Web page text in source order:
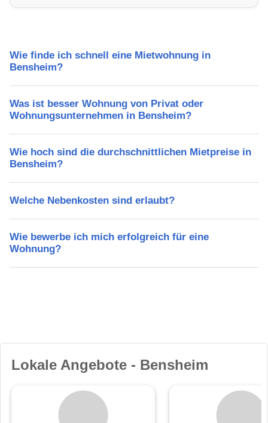
Wie finde ich schnell eine Mietwohnung in
Bensheim?
Was ist besser Wohnung von Privat oder
Wohnungsunternehmen in Bensheim?
Wie hoch sind die durchschnittlichen Mietpreise in
Bensheim?
Welche Nebenkosten sind erlaubt?
Wie bewerbe ich mich erfolgreich für eine
Wohnung?
Lokale Angebote - Bensheim